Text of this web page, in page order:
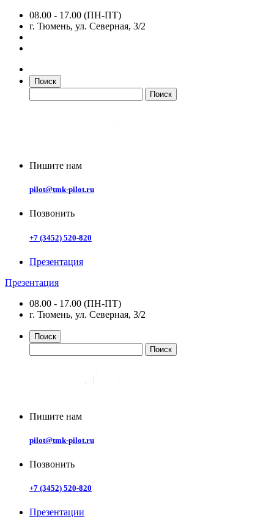
08.00 - 17.00 (ПН-ПТ)
г. Тюмень, ул. Северная, 3/2
Поиск
Пишите нам
pilot@tmk-pilot.ru
Позвонить
+7 (3452) 520-820
Презентация
Презентация
08.00 - 17.00 (ПН-ПТ)
г. Тюмень, ул. Северная, 3/2
Поиск
Пишите нам
pilot@tmk-pilot.ru
Позвонить
+7 (3452) 520-820
Презентации